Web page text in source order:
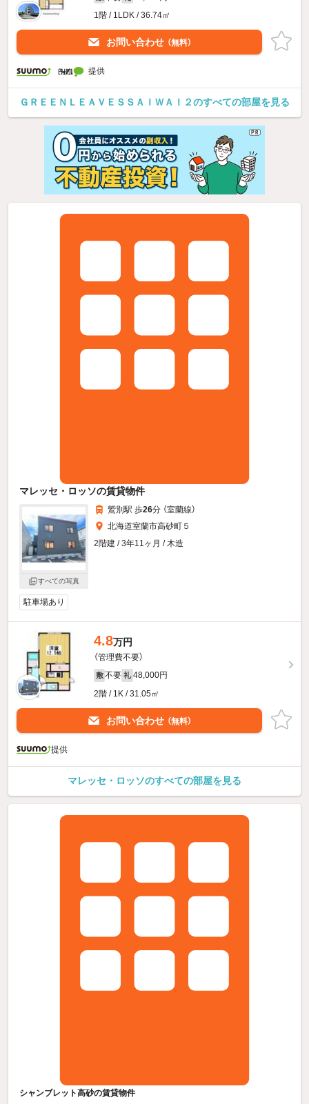
1階 / 1LDK / 36.74㎡
お問い合わせ （無料）
提供
ＧＲＥＥＮＬＥＡＶＥＳＳＡＩＷＡＩ２のすべての部屋を見る
マレッセ・ロッソの賃貸物件
すべての写真
鷲別駅 歩26分 （室蘭線）
北海道室蘭市高砂町５
2階建 / 3年11ヶ月 / 木造
駐車場あり
4.8万円
（管理費不要）
敷 不要 礼 48,000円
2階 / 1K / 31.05㎡
お問い合わせ （無料）
提供
マレッセ・ロッソのすべての部屋を見る
シャンブレット高砂の賃貸物件